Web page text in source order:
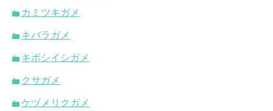
カミツキガメ
キバラガメ
キボシイシガメ
クサガメ
ケヅメリクガメ